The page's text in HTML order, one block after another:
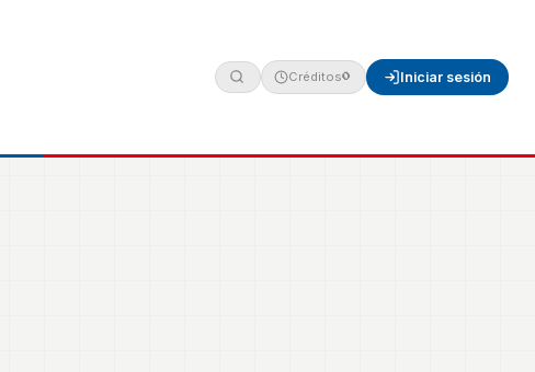
Créditos0 Iniciar sesión